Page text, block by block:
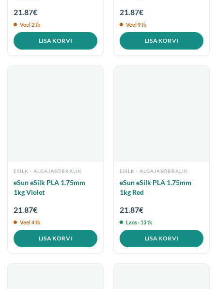
21.87€
Veel 2 tk
LISA KORVI
21.87€
Veel 9 tk
LISA KORVI
ESILK
eSun eSilk PLA 1.75mm
1kg Violet
21.87€
Veel 4 tk
LISA KORVI
ESILK
eSun eSilk PLA 1.75mm
1kg Red
21.87€
Laos · 13 tk
LISA KORVI